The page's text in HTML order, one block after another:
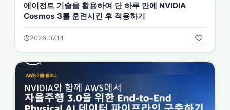
에이전트 기술을 활용하여 단 하루 만에 NVIDIA
Cosmos 3를 훈련시킨 후 적용하기
2026.07.14